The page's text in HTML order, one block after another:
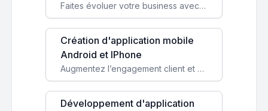
Faites évoluer votre business avec des solutions logicielles personnalisées, parfaitement adaptées à vos besoins spécifiques.
Création d'application mobile
Android et IPhone
Augmentez l’engagement client et simplifiez vos processus avec une application mobile sur mesure, disponible sur iOS et Android.
Développement d'application